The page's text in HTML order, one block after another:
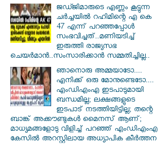
ജഡ്ജിമാരുടെ എണ്ണം കൂട്ടുന്ന
ചർച്ചയിൽ റഹിമിന്റെ എ കെ
47 എന്ന് പറഞ്ഞപ്പോൾ
സംഭവിച്ചത്..മണിയടിച്ച്
ഇരുത്തി രാജ്യസഭ
ചെയർമാൻ..സംസാരിക്കാൻ സമ്മതിച്ചില്ല..
ഞാനൊരു അമ്മയാടോ....
എനിക്ക് ഒരു മോനുണ്ടെടോ....
എംഡിഎംഎ ഇടപാടുമായി
ബന്ധമില്ല; ലക്ഷങ്ങളുടെ
ഇടപാട് നടത്തിയിട്ടില്ല; തന്റെ
ബാങ്ക് അക്കൗണ്ടുകൾ മൈനസ് ആണ്;
മാധ്യമങ്ങളോടു വിളിച്ച് പറഞ്ഞ് എംഡിഎംഎ
കേസിൽ അറസ്റ്റിലായ അധ്യാപിക കീർത്തന